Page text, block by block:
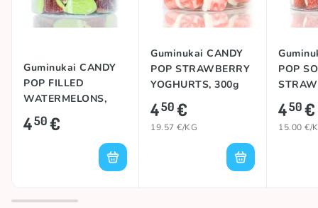
Guminukai CANDY
POP FILLED
WATERMELONS,
280g
450€
Guminukai CANDY
POP STRAWBERRY
YOGHURTS, 300g
450€
19.57 €/KG
POP
450€
15.00 €/